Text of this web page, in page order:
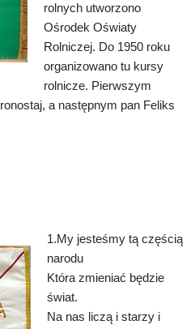
rolnych utworzono
Ośrodek Oświaty
Rolniczej. Do 1950 roku
organizowano tu kursy
rolnicze. Pierwszym
a następnym pan Feliks
1.My jesteśmy tą częścią
narodu
Która zmieniać będzie
świat.
Na nas liczą i starzy i